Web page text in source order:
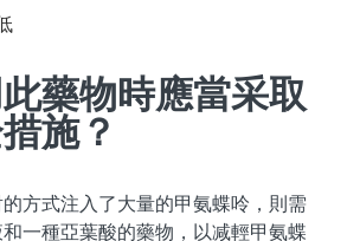
藥物時應當采取
施？
方式注入了大量的甲氨蝶呤，則需
一種亞葉酸的藥物，以减輕甲氨蝶